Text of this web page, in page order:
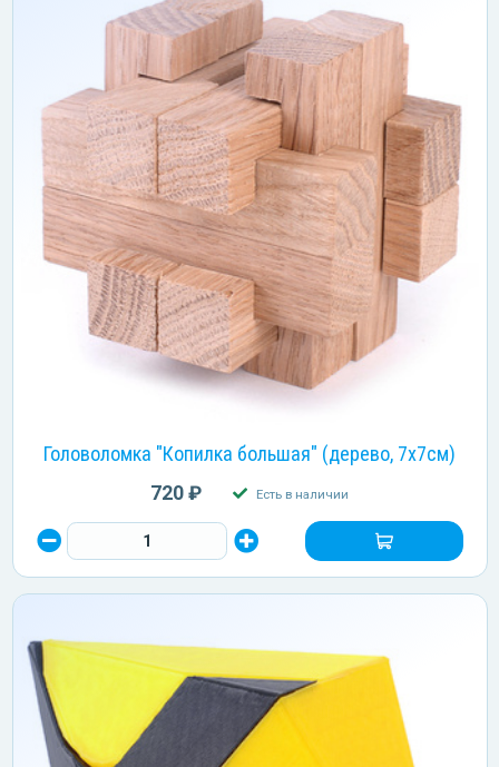
Головоломка "Копилка большая" (дерево, 7х7см)
720 ₽ Есть в наличии